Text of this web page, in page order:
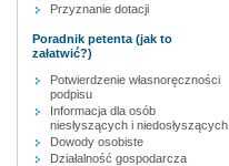
Przyznanie dotacji
Poradnik petenta (jak to
załatwić?)
Potwierdzenie własnoręczności
podpisu
Informacja dla osób
niesłyszących i niedosłyszących
Dowody osobiste
Działalność gospodarcza